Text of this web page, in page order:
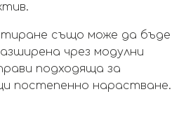
също може да бъде
чрез модулни
подходяща за
постепенно нарастване.